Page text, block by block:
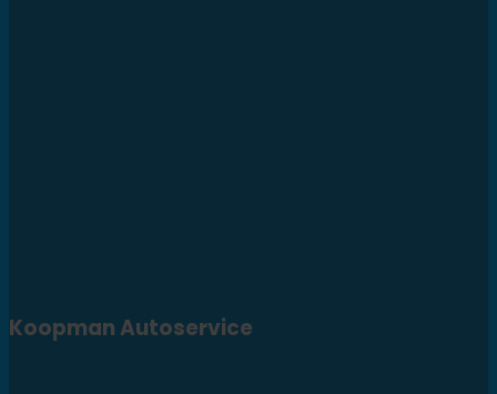
Koopman Autoservice